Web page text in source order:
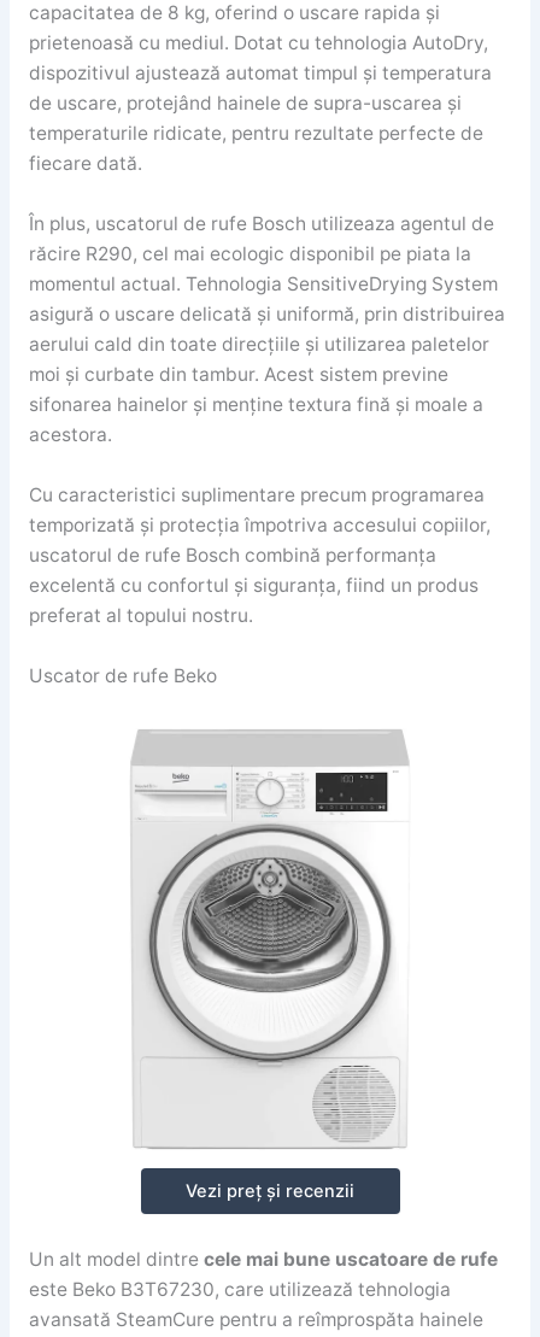
capacitatea de 8 kg, oferind o uscare rapida și
prietenoasă cu mediul. Dotat cu tehnologia AutoDry,
dispozitivul ajustează automat timpul și temperatura
de uscare, protejând hainele de supra-uscarea și
temperaturile ridicate, pentru rezultate perfecte de
fiecare dată.
În plus, uscatorul de rufe Bosch utilizeaza agentul de
răcire R290, cel mai ecologic disponibil pe piata la
momentul actual. Tehnologia SensitiveDrying System
asigură o uscare delicată și uniformă, prin distribuirea
aerului cald din toate direcțiile și utilizarea paletelor
moi și curbate din tambur. Acest sistem previne
sifonarea hainelor și menține textura fină și moale a
acestora.
Cu caracteristici suplimentare precum programarea
temporizată și protecția împotriva accesului copiilor,
uscatorul de rufe Bosch combină performanța
excelentă cu confortul și siguranța, fiind un produs
preferat al topului nostru.
Uscator de rufe Beko
Vezi preț și recenzii
Un alt model dintrecele mai bune uscatoare de rufe
este Beko B3T67230, care utilizează tehnologia
avansată SteamCure pentru a reîmprospăta hainele